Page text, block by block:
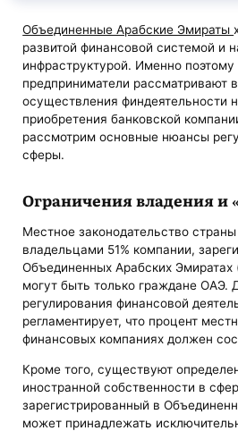
Объединенные Арабские Эмираты
развитой финансовой системой и
инфраструктурой. Именно
предприниматели рассматривают
осуществления финдеятельности
приобретения банковской
рассмотрим основные нюансы
сферы.
Ограничения владения и
Местное законодательство страны
владельцами 51% компании,
Объединенных Арабских Эмиратах
могут быть только граждане
регулирования финансовой
регламентирует, что процент
финансовых компаниях должен
Кроме того, существуют
иностранной собственности в
зарегистрированный в
может принадлежать